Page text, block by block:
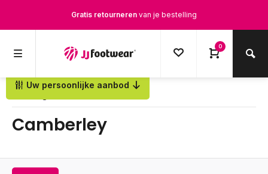
Gratis retourneren van je bestelling
0
Uw persoonlijke aanbod
Camberley